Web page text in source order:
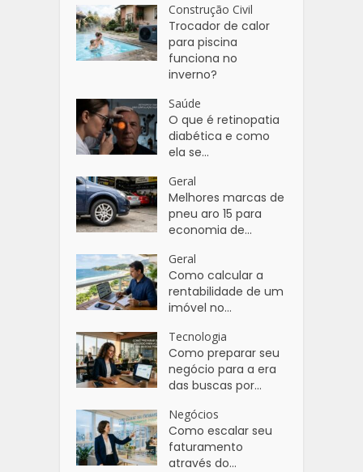
Construção Civil
Trocador de calor
para piscina
funciona no
inverno?
Saúde
O que é retinopatia
diabética e como
ela se...
Geral
Melhores marcas de
pneu aro 15 para
economia de...
Geral
Como calcular a
rentabilidade de um
imóvel no...
Tecnologia
Como preparar seu
negócio para a era
das buscas por...
Negócios
Como escalar seu
faturamento
através do...